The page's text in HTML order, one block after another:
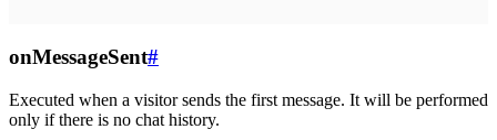
onMessageSent#
Executed when a visitor sends the first message. It will be performed
only if there is no chat history.